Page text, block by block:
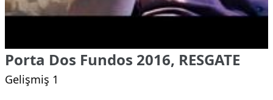
Porta Dos Fundos 2016, RESGATE
Gelişmiş 1